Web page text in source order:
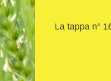
La tappa n°